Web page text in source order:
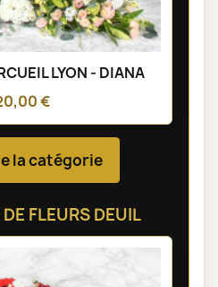
LYON - DIANA
€
la catégorie
FLEURS DEUIL